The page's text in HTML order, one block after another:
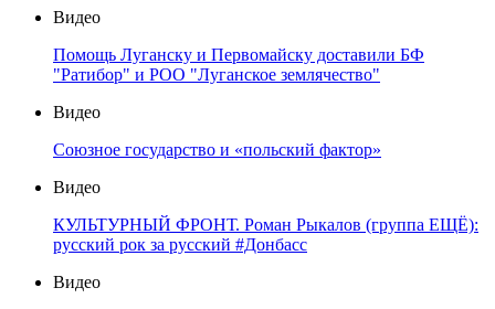
Видео
Помощь Луганску и Первомайску доставили БФ
"Ратибор" и РОО "Луганское землячество"
Видео
Союзное государство и «польский фактор»
Видео
КУЛЬТУРНЫЙ ФРОНТ. Роман Рыкалов (группа ЕЩЁ):
русский рок за русский #Донбасс
Видео